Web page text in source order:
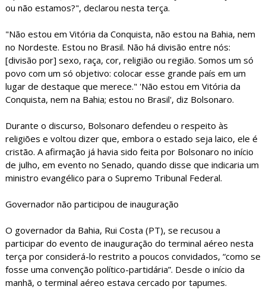
ou não estamos?", declarou nesta terça.
"Não estou em Vitória da Conquista, não estou na Bahia, nem
no Nordeste. Estou no Brasil. Não há divisão entre nós:
[divisão por] sexo, raça, cor, religião ou região. Somos um só
povo com um só objetivo: colocar esse grande país em um
lugar de destaque que merece." 'Não estou em Vitória da
Conquista, nem na Bahia; estou no Brasil', diz Bolsonaro.
Durante o discurso, Bolsonaro defendeu o respeito às
religiões e voltou dizer que, embora o estado seja laico, ele é
cristão. A afirmação já havia sido feita por Bolsonaro no início
de julho, em evento no Senado, quando disse que indicaria um
ministro evangélico para o Supremo Tribunal Federal.
Governador não participou de inauguração
O governador da Bahia, Rui Costa (PT), se recusou a
participar do evento de inauguração do terminal aéreo nesta
terça por considerá-lo restrito a poucos convidados, “como se
fosse uma convenção político-partidária”. Desde o início da
manhã, o terminal aéreo estava cercado por tapumes.